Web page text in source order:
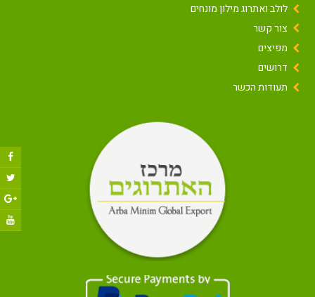
לולב ואתרוג מילון מונחים
צור קשר
מפיצים
דרושים
תעודות הכשר